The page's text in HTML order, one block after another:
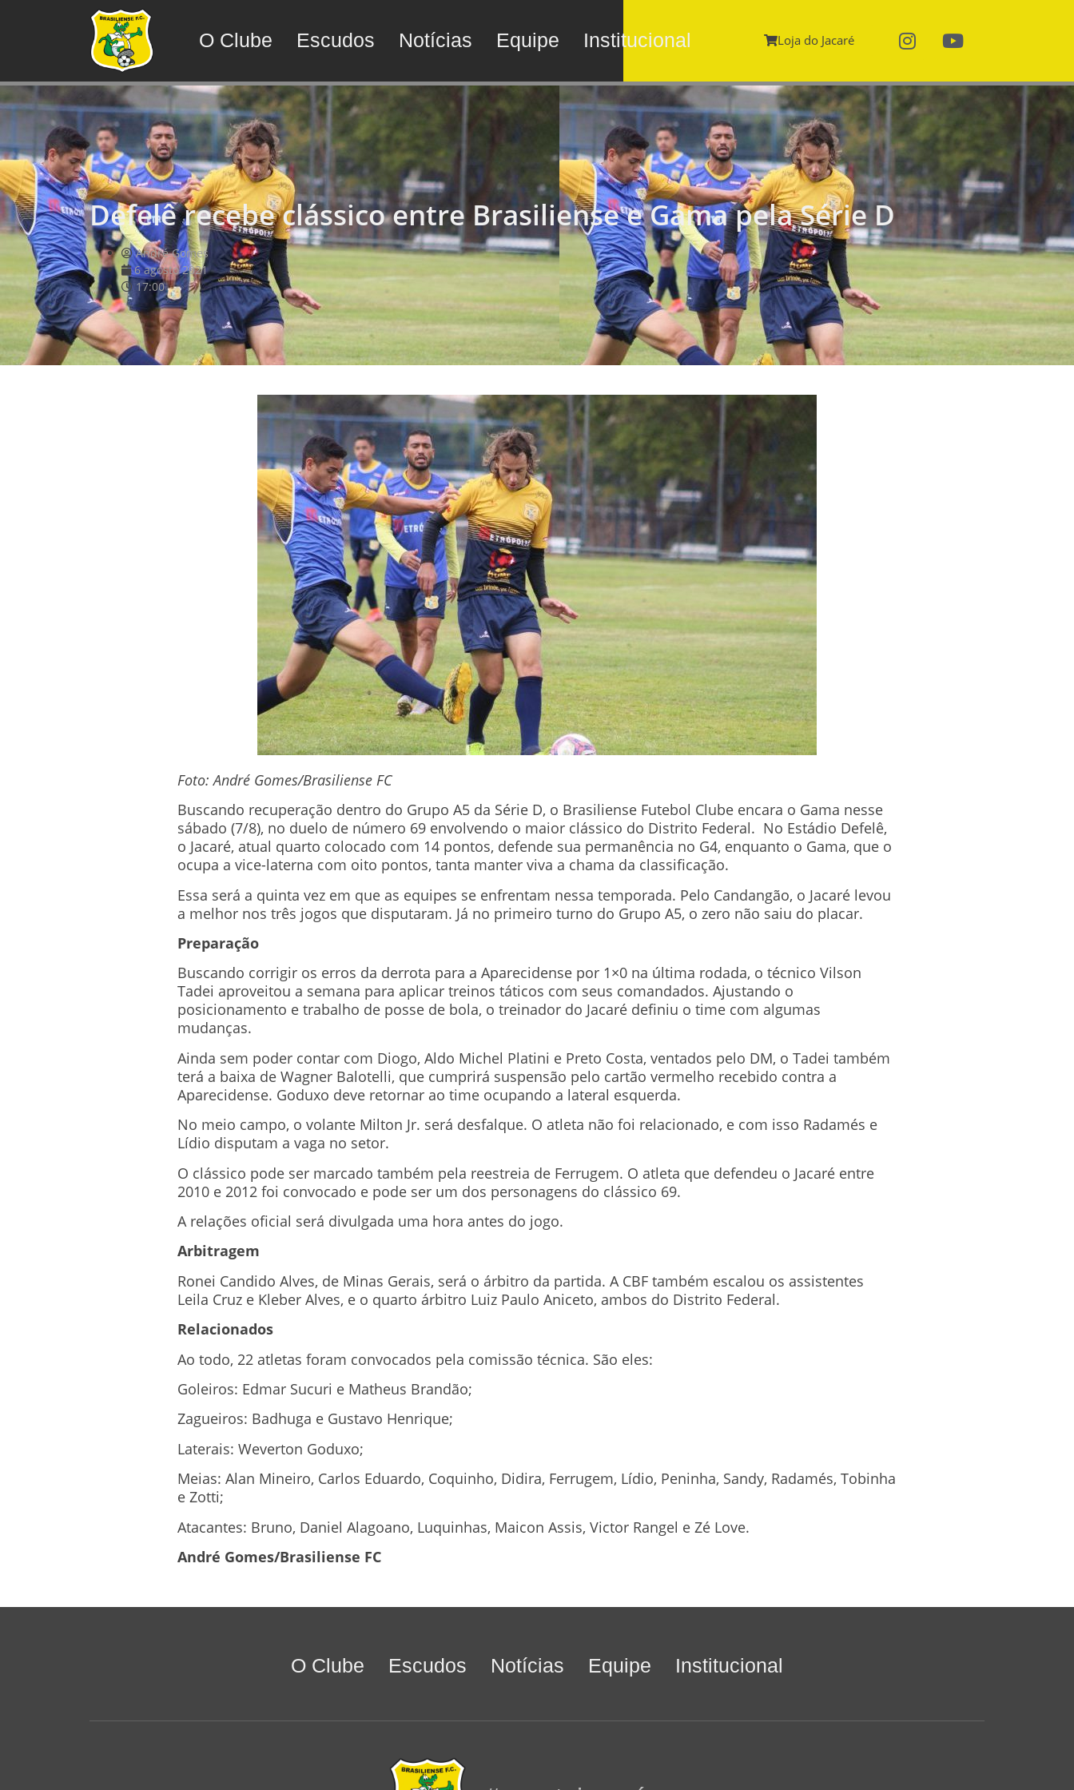
O Clube Escudos Notícias Equipe Institucional Loja do Jacaré
Defelê recebe clássico entre Brasiliense e Gama pela Série D
André Gomes
6 agosto 2021
17:00
Foto: André Gomes/Brasiliense FC
Buscando recuperação dentro do Grupo A5 da Série D, o Brasiliense Futebol Clube encara o Gama nesse
sábado (7/8), no duelo de número 69 envolvendo o maior clássico do Distrito Federal. No Estádio Defelê,
o Jacaré, atual quarto colocado com 14 pontos, defende sua permanência no G4, enquanto o Gama, que o
ocupa a vice-laterna com oito pontos, tanta manter viva a chama da classificação.
Essa será a quinta vez em que as equipes se enfrentam nessa temporada. Pelo Candangão, o Jacaré levou
a melhor nos três jogos que disputaram. Já no primeiro turno do Grupo A5, o zero não saiu do placar.
Preparação
Buscando corrigir os erros da derrota para a Aparecidense por 1×0 na última rodada, o técnico Vilson
Tadei aproveitou a semana para aplicar treinos táticos com seus comandados. Ajustando o
posicionamento e trabalho de posse de bola, o treinador do Jacaré definiu o time com algumas
mudanças.
Ainda sem poder contar com Diogo, Aldo Michel Platini e Preto Costa, ventados pelo DM, o Tadei também
terá a baixa de Wagner Balotelli, que cumprirá suspensão pelo cartão vermelho recebido contra a
Aparecidense. Goduxo deve retornar ao time ocupando a lateral esquerda.
No meio campo, o volante Milton Jr. será desfalque. O atleta não foi relacionado, e com isso Radamés e
Lídio disputam a vaga no setor.
O clássico pode ser marcado também pela reestreia de Ferrugem. O atleta que defendeu o Jacaré entre
2010 e 2012 foi convocado e pode ser um dos personagens do clássico 69.
A relações oficial será divulgada uma hora antes do jogo.
Arbitragem
Ronei Candido Alves, de Minas Gerais, será o árbitro da partida. A CBF também escalou os assistentes
Leila Cruz e Kleber Alves, e o quarto árbitro Luiz Paulo Aniceto, ambos do Distrito Federal.
Relacionados
Ao todo, 22 atletas foram convocados pela comissão técnica. São eles:
Goleiros: Edmar Sucuri e Matheus Brandão;
Zagueiros: Badhuga e Gustavo Henrique;
Laterais: Weverton Goduxo;
Meias: Alan Mineiro, Carlos Eduardo, Coquinho, Didira, Ferrugem, Lídio, Peninha, Sandy, Radamés, Tobinha
e Zotti;
Atacantes: Bruno, Daniel Alagoano, Luquinhas, Maicon Assis, Victor Rangel e Zé Love.
André Gomes/Brasiliense FC
O Clube Escudos Notícias Equipe Institucional